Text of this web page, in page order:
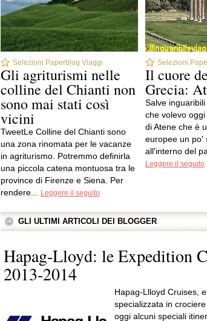
Selezioni Paperblog Viaggi
Gli agriturismi nelle
colline del Chianti non
sono mai stati così
vicini
TweetLe Colline del Chianti sono
una zona rinomata per le vacanze
in agriturismo. Potremmo definirla
una piccola catena montuosa tra le
province di Firenze e Siena. Per
rendere...
Leggere il seguito
Selezioni
Il cuore
Grecia:
Salve
che volevo
di Atene che è
europee un po'
all'interno del
Leggere il seguito
GLI ULTIMI ARTICOLI DEI BLOGGER
Hapag-Lloyd: le Expedition
2013-2014
Hapag-Llloyd Cruises,
specializzata in
oggi alcuni speciali